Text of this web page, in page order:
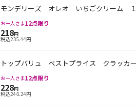
モンデリーズ オレオ いちごクリーム １
お一人さま12点限り
218円
税込235.44円
トップバリュ ベストプライス クラッカ
お一人さま12点限り
228円
税込246.24円